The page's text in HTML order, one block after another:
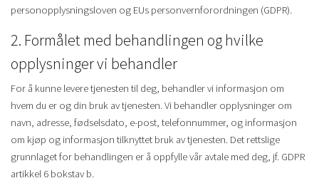
personopplysningsloven og EUs personvernforordningen (GDPR).
2. Formålet med behandlingen og hvilke
opplysninger vi behandler
For å kunne levere tjenesten til deg, behandler vi informasjon om
hvem du er og din bruk av tjenesten. Vi behandler opplysninger om
navn, adresse, fødselsdato, e-post, telefonnummer, og informasjon
om kjøp og informasjon tilknyttet bruk av tjenesten. Det rettslige
grunnlaget for behandlingen er å oppfylle vår avtale med deg, jf. GDPR
artikkel 6 bokstav b.